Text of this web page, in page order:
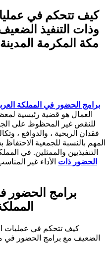
كيف تتحكم في
وذات التنفيذ
مكة المكرمة
برامج الحضور في المملكة
العمال هو قضية رئيسية
للنقص غير المحظوظ على
فقدان الربحية ، والدوافع ،
المهم بالنسبة للجمعية
التنفيذيين والممثلين. في
الحضور ذات الأداء غير